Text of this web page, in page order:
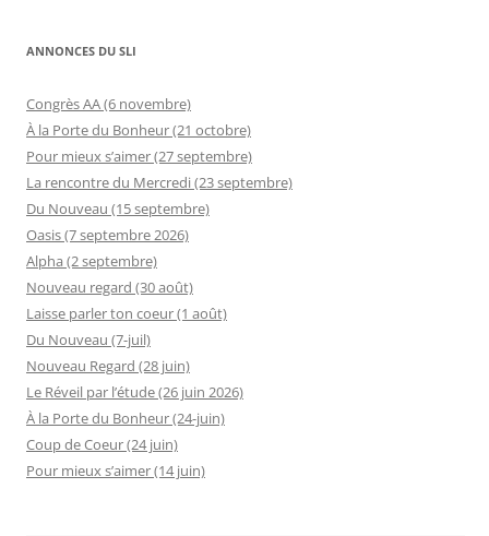
ANNONCES DU SLI
Congrès AA (6 novembre)
À la Porte du Bonheur (21 octobre)
Pour mieux s’aimer (27 septembre)
La rencontre du Mercredi (23 septembre)
Du Nouveau (15 septembre)
Oasis (7 septembre 2026)
Alpha (2 septembre)
Nouveau regard (30 août)
Laisse parler ton coeur (1 août)
Du Nouveau (7-juil)
Nouveau Regard (28 juin)
Le Réveil par l’étude (26 juin 2026)
À la Porte du Bonheur (24-juin)
Coup de Coeur (24 juin)
Pour mieux s’aimer (14 juin)